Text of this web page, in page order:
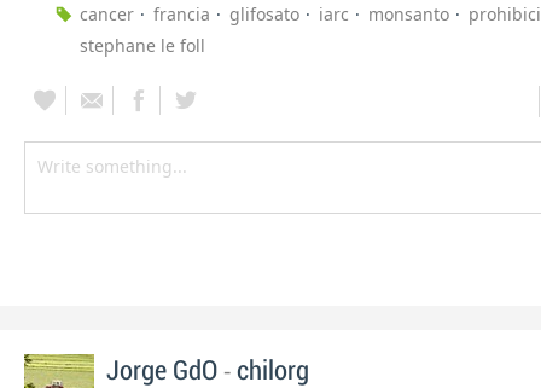
cancer
francia glifosato iarc monsanto
stephane le foll
Jorge GdO - chilorg